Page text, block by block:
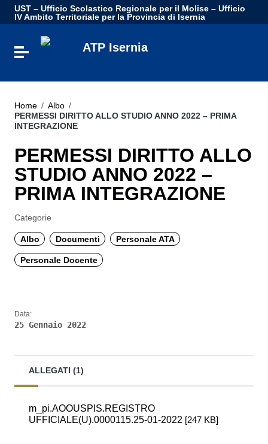
Vai ai contenuti
Vai al menu di navigazione
UST – Ufficio Scolastico Regionale per il Molise – Ufficio
IV Ambito Territoriale per la Provincia di Isernia
Attiva / disattiva la navigazione
ATP Isernia
Home / Albo /
PERMESSI DIRITTO ALLO STUDIO ANNO 2022 – PRIMA
INTEGRAZIONE
PERMESSI DIRITTO ALLO
STUDIO ANNO 2022 –
PRIMA INTEGRAZIONE
Categorie
Albo Documenti Personale ATA
Personale Docente
Data:
25 Gennaio 2022
ALLEGATI (1)
m_pi.AOOUSPIS.REGISTRO
UFFICIALE(U).0000115.25-01-2022 [247 KB]